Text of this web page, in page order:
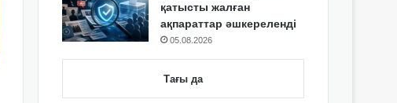
қатысты жалған
ақпараттар әшкереленді
05.08.2026
Тағы да